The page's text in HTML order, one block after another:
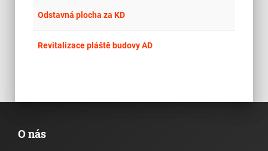
Odstavná plocha za KD
Revitalizace pláště budovy AD
O nás